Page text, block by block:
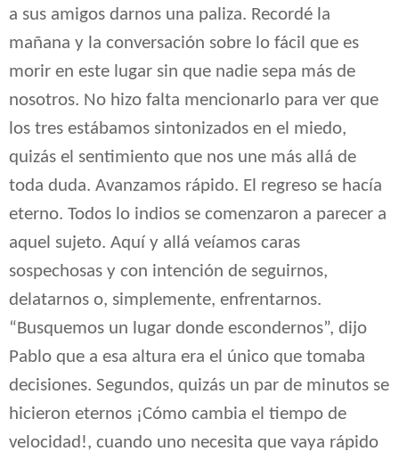
a sus amigos darnos una paliza. Recordé la
mañana y la conversación sobre lo fácil que es
morir en este lugar sin que nadie sepa más de
nosotros. No hizo falta mencionarlo para ver que
los tres estábamos sintonizados en el miedo,
quizás el sentimiento que nos une más allá de
toda duda. Avanzamos rápido. El regreso se hacía
eterno. Todos lo indios se comenzaron a parecer a
aquel sujeto. Aquí y allá veíamos caras
sospechosas y con intención de seguirnos,
delatarnos o, simplemente, enfrentarnos.
“Busquemos un lugar donde escondernos”, dijo
Pablo que a esa altura era el único que tomaba
decisiones. Segundos, quizás un par de minutos se
hicieron eternos ¡Cómo cambia el tiempo de
velocidad!, cuando uno necesita que vaya rápido